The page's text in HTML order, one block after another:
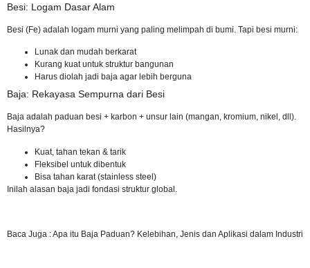
Besi: Logam Dasar Alam
Besi (Fe) adalah logam murni yang paling melimpah di bumi. Tapi besi murni:
Lunak dan mudah berkarat
Kurang kuat untuk struktur bangunan
Harus diolah jadi baja agar lebih berguna
Baja: Rekayasa Sempurna dari Besi
Baja adalah paduan besi + karbon + unsur lain (mangan, kromium, nikel, dll).
Hasilnya?
Kuat, tahan tekan & tarik
Fleksibel untuk dibentuk
Bisa tahan karat (stainless steel)
Inilah alasan baja jadi fondasi struktur global.
Baca Juga :Apa itu Baja Paduan? Kelebihan, Jenis dan Aplikasi dalam Industri